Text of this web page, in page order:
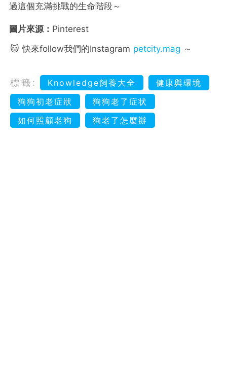
過這個充滿挑戰的生命階段～
圖片來源： Pinterest
🐱 快來follow我們的Instagram petcity.mag ～
標籤: Knowledge飼養大全
健康與環境
狗狗初老症狀
狗狗老了症状
如何照顧老狗
狗老了怎麼辦